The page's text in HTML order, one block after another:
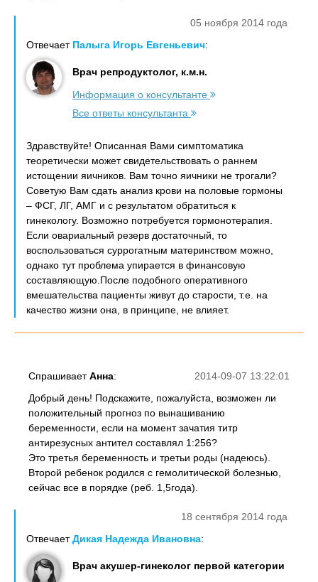
05 ноября 2014 года
Отвечает Палыга Игорь Евгеньевич:
Врач репродуктолог, к.м.н.
Информация о консультанте
Все ответы консультанта
Здравствуйте! Описанная Вами симптоматика
теоретически может свидетельствовать о раннем
истощении яичников. Вам точно яичники не трогали?
Советую Вам сдать анализ крови на половые гормоны
– ФСГ, ЛГ, АМГ и с результатом обратиться к
гинекологу. Возможно потребуется гормонотерапия.
Если овариальный резерв достаточный, то
воспользоваться суррогатным материнством можно,
однако тут проблема упирается в финансовую
составляющую.После подобного оперативного
вмешательства пациенты живут до старости, т.е. на
качество жизни она, в принципе, не влияет.
2014-09-07 13:22:01
СпрашиваетАнна:
Добрый день! Подскажите, пожалуйста, возможен ли
положительный прогноз по вынашиванию
беременности, если на момент зачатия титр
антирезусных антител составлял 1:256?
Это третья беременность и третьи роды (надеюсь).
Второй ребенок родился с гемолитической болезнью,
сейчас все в порядке (реб. 1,5года).
18 сентября 2014 года
ОтвечаетДикая Надежда Ивановна:
Врач акушер-гинеколог первой категории